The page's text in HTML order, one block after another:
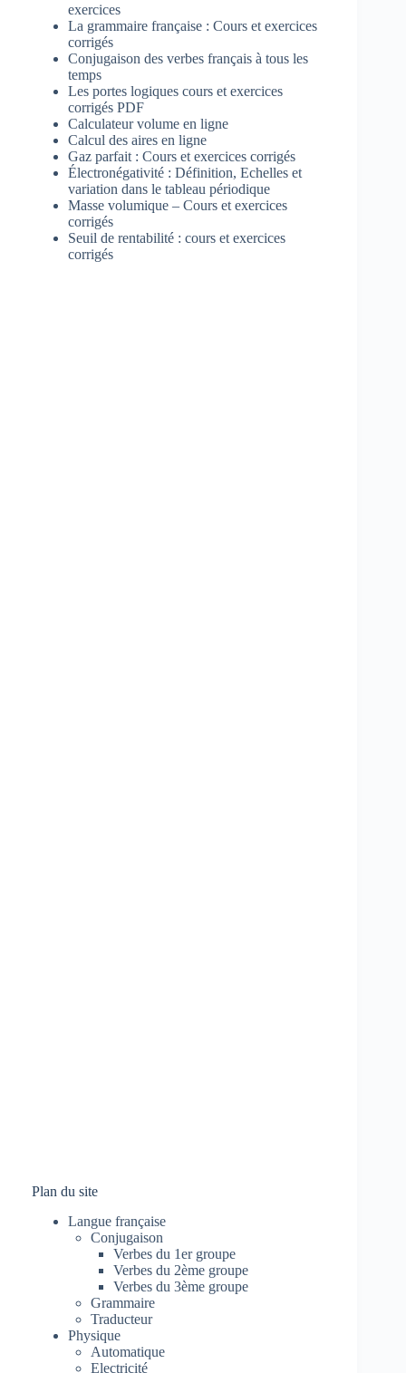
exercices
La grammaire française : Cours et exercices
corrigés
Conjugaison des verbes français à tous les
temps
Les portes logiques cours et exercices
corrigés PDF
Calculateur volume en ligne
Calcul des aires en ligne
Gaz parfait : Cours et exercices corrigés
Électronégativité : Définition, Echelles et
variation dans le tableau périodique
Masse volumique – Cours et exercices
corrigés
Seuil de rentabilité : cours et exercices
corrigés
Plan du site
Langue française
Conjugaison
Verbes du 1er groupe
Verbes du 2ème groupe
Verbes du 3ème groupe
Grammaire
Traducteur
Physique
Automatique
Electricité